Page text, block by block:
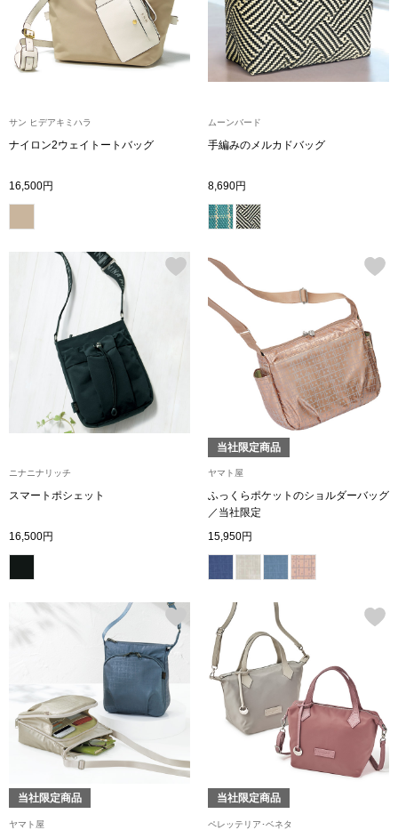
ランド
集
すべて見る
ア
和装
和装小物
おすすめブラ
ザ･ノース･フ
ヘリーハンセン
カンタベリー
【特集】
【特集】
サン ヒデアキミハラ
ナイロン2ウェイトートバッグ
16,500円
ムーンバード
手編みのメルカドバッグ
8,690円
ニナニナリッチ
スマートポシェット
16,500円
当社限定商品
ヤマト屋
ふっくらポケットのショルダーバッグ
／当社限定
15,950円
当社限定商品
ヤマト屋
当社限定商品
ペレッテリア･ベネタ